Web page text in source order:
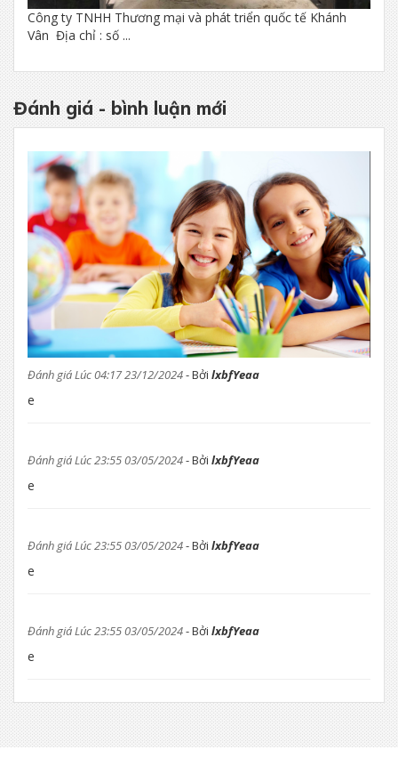
Công ty TNHH Thương mại và phát triển quốc tế Khánh
Vân Địa chỉ : số ...
Đánh giá - bình luận mới
Đánh giá Lúc 04:17 23/12/2024- Bởi lxbfYeaa
e
Đánh giá Lúc 23:55 03/05/2024- Bởi lxbfYeaa
e
Đánh giá Lúc 23:55 03/05/2024- Bởi lxbfYeaa
e
Đánh giá Lúc 23:55 03/05/2024- Bởi lxbfYeaa
e